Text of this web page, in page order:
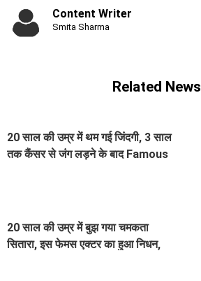
Content Writer
Smita Sharma
Related News
20 साल की उम्र में थम गई जिंदगी, 3 साल
तक कैंसर से जंग लड़ने के बाद Famous
20 साल की उम्र में बुझ गया चमकता
सितारा, इस फेमस एक्टर का हुआ निधन,